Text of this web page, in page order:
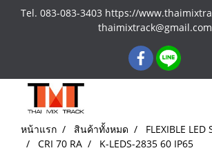
Tel. 083-083-3403 https://
thaimixtrack@gmail.com
หน้าแรก สินค้าทั้งหมด
FLEXIBLE LED
CRI 70 RA
K-LEDS-2835 60 IP65